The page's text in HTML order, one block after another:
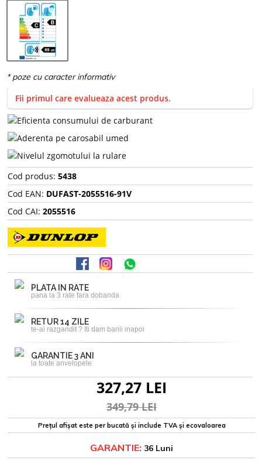
Fii primul care evalueaza acest produs.
Cod produs: 5438
Cod EAN: DUFAST-2055516-91V
Cod CAI: 2055516
PLATA IN RATE
pana la 3 rate fara dobanda
RETUR 14 ZILE
te-ai razgandit ? Iti dam banii inapoi
GARANTIE 3 ANI
la toate anvelopele
327,27 LEI
349,79 LEI
Prețul afișat este per bucată și include TVA și ecovaloarea
GARANTIE: 36 Luni